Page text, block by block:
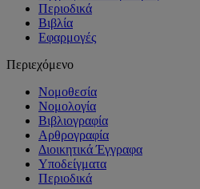
Περιοδικά
Βιβλία
Εφαρμογές
Περιεχόμενο
Νομοθεσία
Νομολογία
Βιβλιογραφία
Αρθρογραφία
Διοικητικά Έγγραφα
Υποδείγματα
Περιοδικά